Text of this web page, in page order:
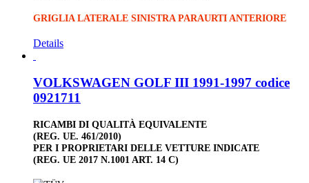
GRIGLIA LATERALE SINISTRA PARAURTI ANTERIORE
Details
VOLKSWAGEN GOLF III 1991-1997 codice
0921711
RICAMBI DI QUALITÀ EQUIVALENTE
(REG. UE. 461/2010)
PER I PROPRIETARI DELLE VETTURE INDICATE
(REG. UE 2017 N.1001 ART. 14 C)